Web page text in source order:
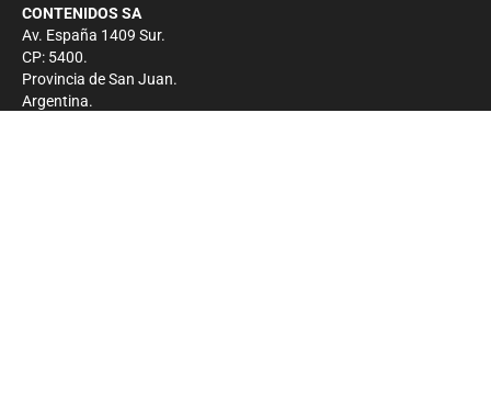
CONTENIDOS SA
Av. España 1409 Sur.
CP: 5400.
Provincia de San Juan.
Argentina.